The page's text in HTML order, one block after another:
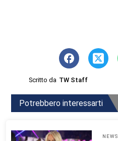
Scritto da TW Staff
Potrebbero interessarti
NEWS